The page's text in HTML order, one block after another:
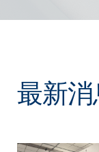
最新消